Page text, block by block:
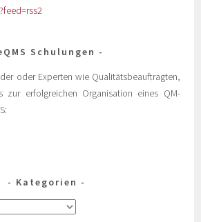
Schulungen
oder Experten wie Qualitätsbeauftragten,
zur erfolgreichen Organisation eines QM-
Kategorien